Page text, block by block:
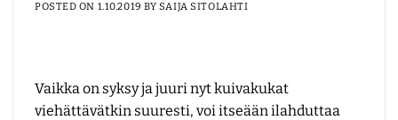
POSTED ON 1.10.2019 BY SAIJA SITOLAHTI
Vaikka on syksy ja juuri nyt kuivakukat
viehättävätkin suuresti, voi itseään ilahduttaa